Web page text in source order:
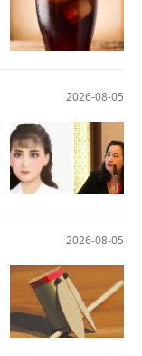
2026-08-05
2026-08-05